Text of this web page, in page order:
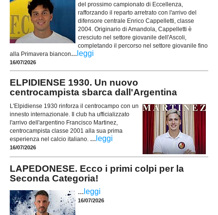
del prossimo campionato di Eccellenza,
rafforzando il reparto arretrato con l'arrivo del
difensore centrale Enrico Cappelletti, classe
2004. Originario di Amandola, Cappelletti è
cresciuto nel settore giovanile dell'Ascoli,
completando il percorso nel settore giovanile fino
alla Primavera biancon... leggi
16/07/2026
ELPIDIENSE 1930. Un nuovo
centrocampista sbarca dall'Argentina
L'Elpidiense 1930 rinforza il centrocampo con un
innesto internazionale. Il club ha ufficializzato
l'arrivo dell'argentino Francisco Martinez,
centrocampista classe 2001 alla sua prima
esperienza nel calcio italiano. ... leggi
16/07/2026
LAPEDONESE. Ecco i primi colpi per la
Seconda Categoria!
... leggi
16/07/2026